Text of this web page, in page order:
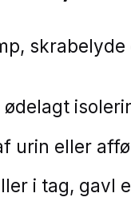
ødelagt
urin eller
i tag, gavl